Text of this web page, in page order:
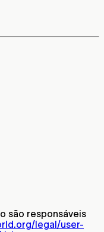
são responsáveis
legal/user-